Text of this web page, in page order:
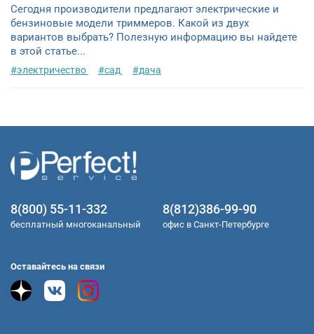
Сегодня производители предлагают электрические и
бензиновые модели триммеров. Какой из двух
вариантов выбрать? Полезную информацию вы найдете
в этой статье...
#электричество #сад #дача
8(800) 55-11-332
бесплатный многоканальный
8(812)386-99-90
офис в Санкт-Петербурге
Оставайтесь на связи